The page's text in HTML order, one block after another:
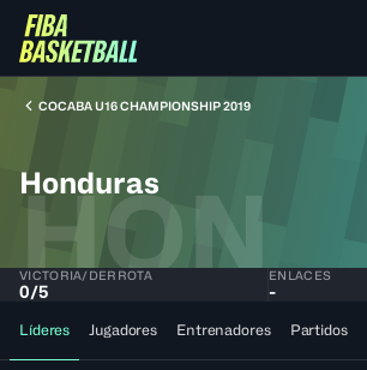
COCABA U16 CHAMPIONSHIP 2019
Honduras
HON
VICTORIA/DERROTA
0/5
ENLACES
-
Líderes Jugadores Entrenadores Partidos